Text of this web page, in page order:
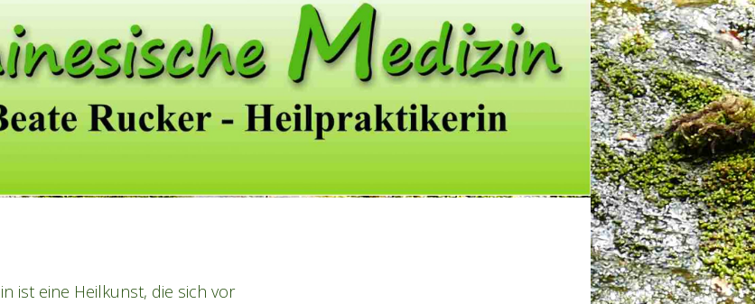
ist eine Heilkunst, die sich vor